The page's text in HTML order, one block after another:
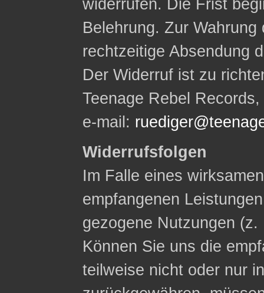
widerrufen. Die Frist
Belehrung. Zur
rechtzeitige Absendung
Der Widerruf ist zu
Teenage Rebel
e-mail:
Widerrufsfolgen
Im Falle eines
empfangenen
gezogene Nutzungen
Können Sie uns die
teilweise nicht oder nur